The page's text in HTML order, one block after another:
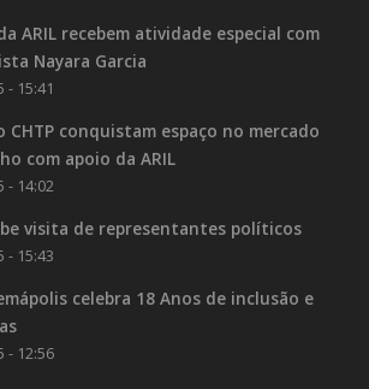
ARIL recebem atividade especial com
Nayara Garcia
- 15:41
CHTP conquistam espaço no mercado
com apoio da ARIL
- 14:02
visita de representantes políticos
- 15:43
celebra 18 Anos de inclusão e
- 12:56